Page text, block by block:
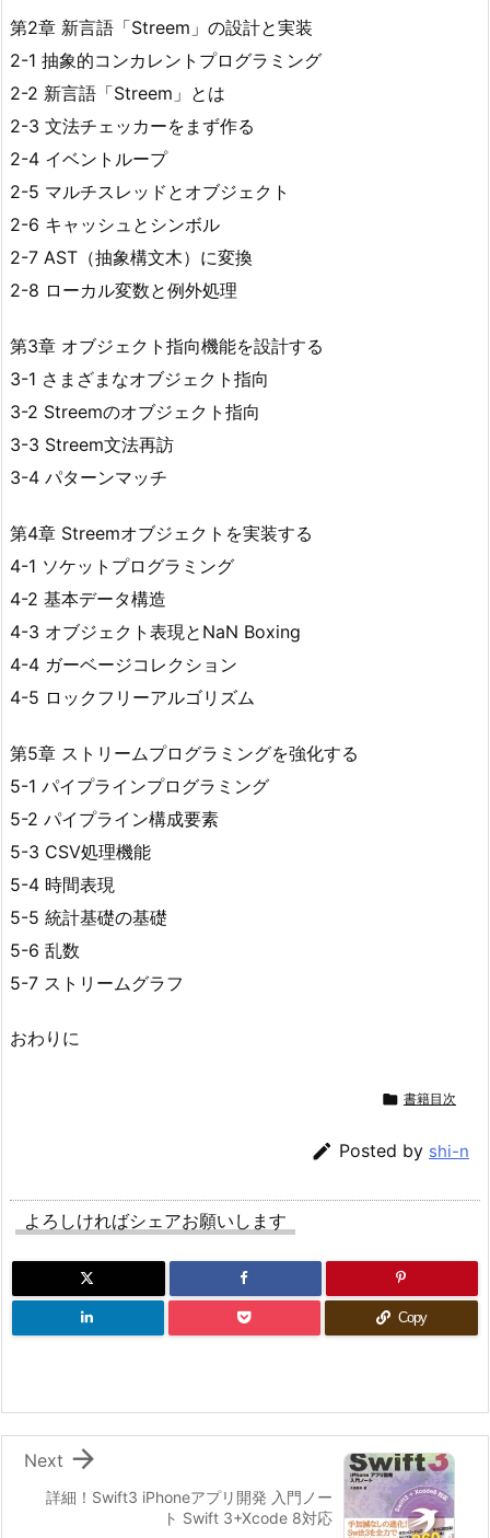
第2章 新言語「Streem」の設計と実装
2-1 抽象的コンカレントプログラミング
2-2 新言語「Streem」とは
2-3 文法チェッカーをまず作る
2-4 イベントループ
2-5 マルチスレッドとオブジェクト
2-6 キャッシュとシンボル
2-7 AST（抽象構文木）に変換
2-8 ローカル変数と例外処理
第3章 オブジェクト指向機能を設計する
3-1 さまざまなオブジェクト指向
3-2 Streemのオブジェクト指向
3-3 Streem文法再訪
3-4 パターンマッチ
第4章 Streemオブジェクトを実装する
4-1 ソケットプログラミング
4-2 基本データ構造
4-3 オブジェクト表現とNaN Boxing
4-4 ガーベージコレクション
4-5 ロックフリーアルゴリズム
第5章 ストリームプログラミングを強化する
5-1 パイプラインプログラミング
5-2 パイプライン構成要素
5-3 CSV処理機能
5-4 時間表現
5-5 統計基礎の基礎
5-6 乱数
5-7 ストリームグラフ
おわりに
 書籍目次
 Posted by shi-n
よろしければシェアお願いします
Copy
詳細！Swift3 iPhoneアプリ開発 入門ノー
ト Swift 3+Xcode 8対応

Next